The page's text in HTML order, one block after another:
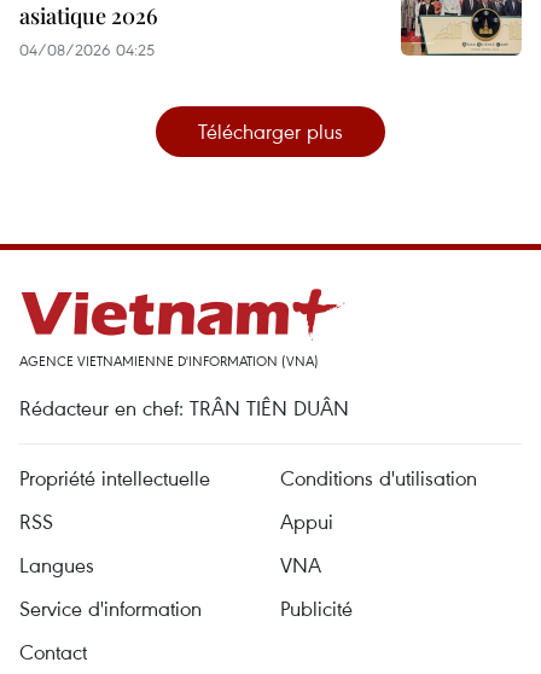
asiatique 2026
04/08/2026 04:25
Télécharger plus
AGENCE VIETNAMIENNE D'INFORMATION (VNA)
Rédacteur en chef: TRÂN TIÊN DUÂN
Propriété intellectuelle
Conditions d'utilisation
RSS
Appui
Langues
VNA
Service d'information
Publicité
Contact